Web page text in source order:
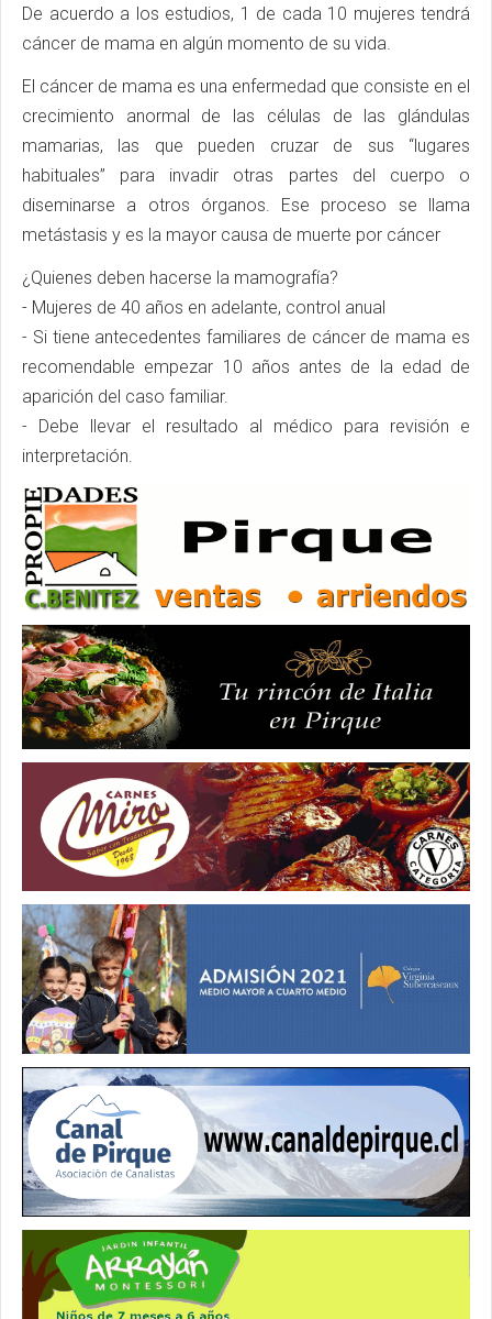
De acuerdo a los estudios, 1 de cada 10 mujeres tendrá
cáncer de mama en algún momento de su vida.
El cáncer de mama es una enfermedad que consiste en el
crecimiento anormal de las células de las glándulas
mamarias, las que pueden cruzar de sus “lugares
habituales” para invadir otras partes del cuerpo o
diseminarse a otros órganos. Ese proceso se llama
metástasis y es la mayor causa de muerte por cáncer
¿Quienes deben hacerse la mamografía?
- Mujeres de 40 años en adelante, control anual
- Si tiene antecedentes familiares de cáncer de mama es
recomendable empezar 10 años antes de la edad de
aparición del caso familiar.
- Debe llevar el resultado al médico para revisión e
interpretación.